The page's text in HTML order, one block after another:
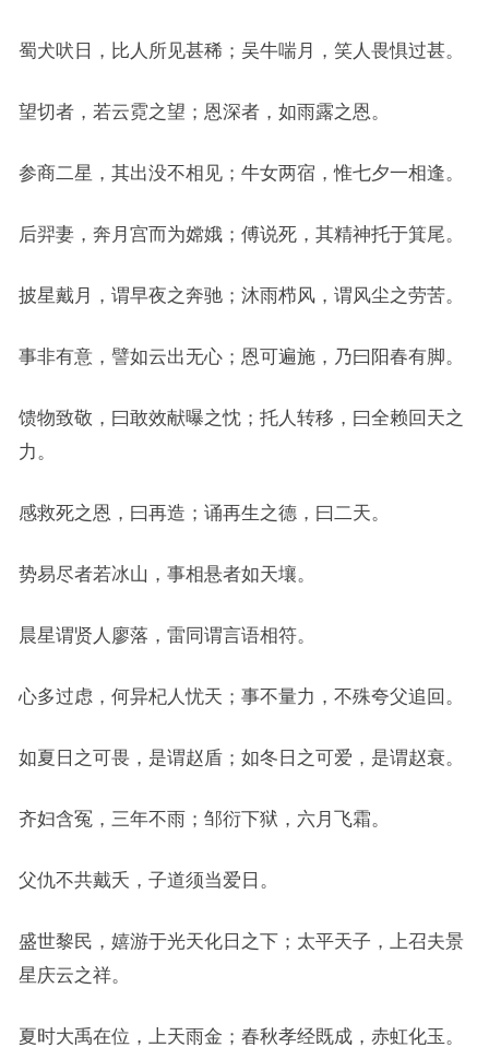
蜀犬吠日，比人所见甚稀；吴牛喘月，笑人畏惧过甚。
望切者，若云霓之望；恩深者，如雨露之恩。
参商二星，其出没不相见；牛女两宿，惟七夕一相逢。
后羿妻，奔月宫而为嫦娥；傅说死，其精神托于箕尾。
披星戴月，谓早夜之奔驰；沐雨栉风，谓风尘之劳苦。
事非有意，譬如云出无心；恩可遍施，乃曰阳春有脚。
馈物致敬，曰敢效献曝之忱；托人转移，曰全赖回天之
力。
感救死之恩，曰再造；诵再生之德，曰二天。
势易尽者若冰山，事相悬者如天壤。
晨星谓贤人廖落，雷同谓言语相符。
心多过虑，何异杞人忧天；事不量力，不殊夸父追回。
如夏日之可畏，是谓赵盾；如冬日之可爱，是谓赵衰。
齐妇含冤，三年不雨；邹衍下狱，六月飞霜。
父仇不共戴夭，子道须当爱日。
盛世黎民，嬉游于光天化日之下；太平天子，上召夫景
星庆云之祥。
夏时大禹在位，上天雨金；春秋孝经既成，赤虹化玉。